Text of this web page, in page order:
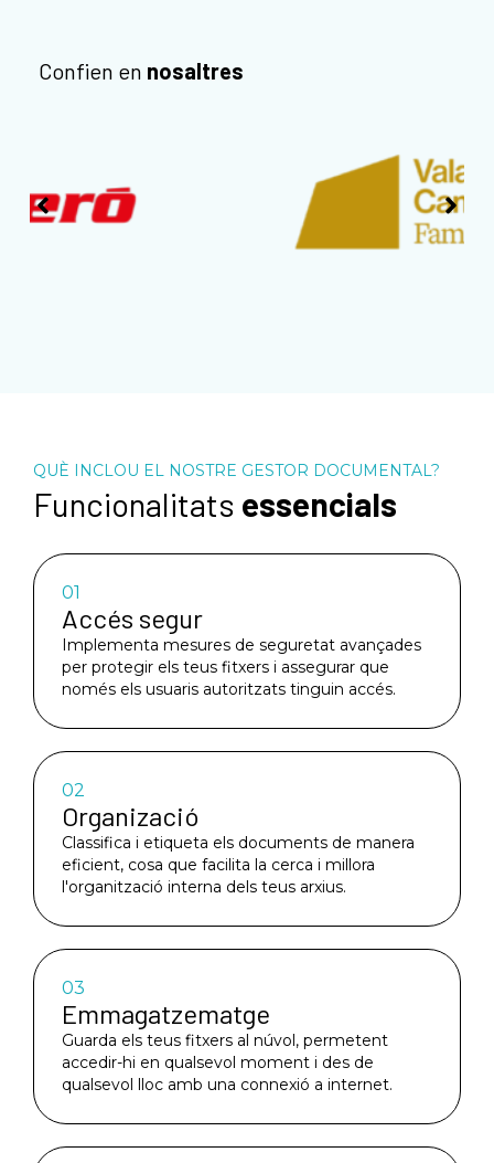
Confien en nosaltres
QUÈ INCLOU EL NOSTRE GESTOR DOCUMENTAL?
Funcionalitats essencials
01
Accés segur
Implementa mesures de seguretat avançades
per protegir els teus fitxers i assegurar que
només els usuaris autoritzats tinguin accés.
02
Organizació
Classifica i etiqueta els documents de manera
eficient, cosa que facilita la cerca i millora
l'organització interna dels teus arxius.
03
Emmagatzematge
Guarda els teus fitxers al núvol, permetent
accedir-hi en qualsevol moment i des de
qualsevol lloc amb una connexió a internet.